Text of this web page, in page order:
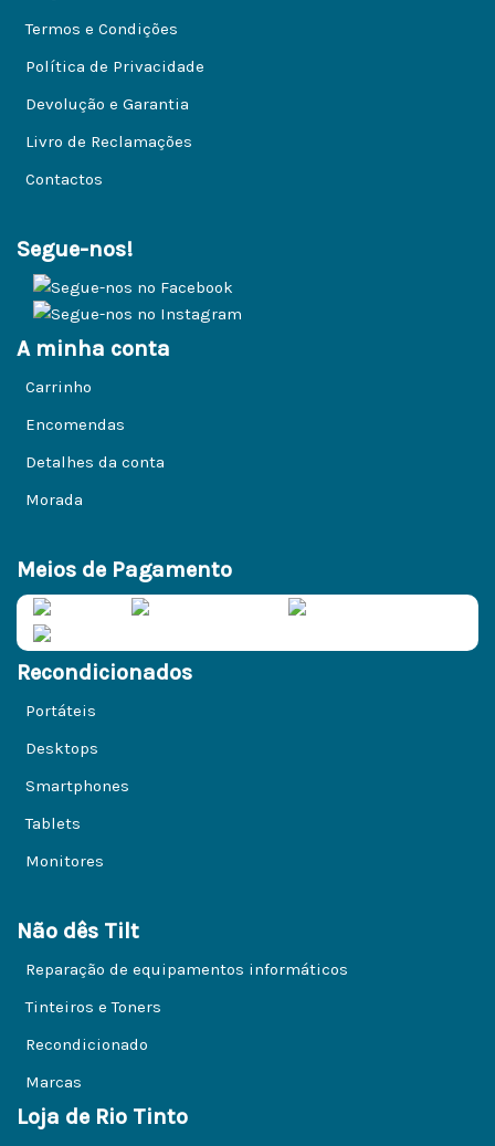
Termos e Condições
Política de Privacidade
Devolução e Garantia
Livro de Reclamações
Contactos
Segue-nos!
A minha conta
Carrinho
Encomendas
Detalhes da conta
Morada
Meios de Pagamento
Recondicionados
Portáteis
Desktops
Smartphones
Tablets
Monitores
Não dês Tilt
Reparação de equipamentos informáticos
Tinteiros e Toners
Recondicionado
Marcas
Loja de Rio Tinto